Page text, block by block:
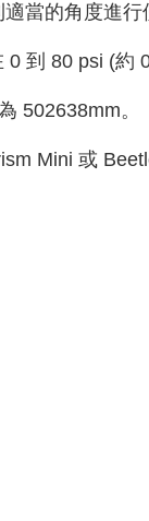
當的角度進行
到 80 psi (約
502638mm。
Mini 或